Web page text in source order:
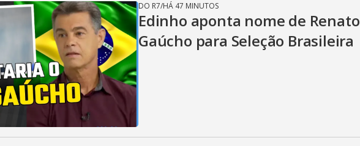
DO R7/HÁ 47 MINUTOS
Edinho aponta nome de Renato
Gaúcho para Seleção Brasileira